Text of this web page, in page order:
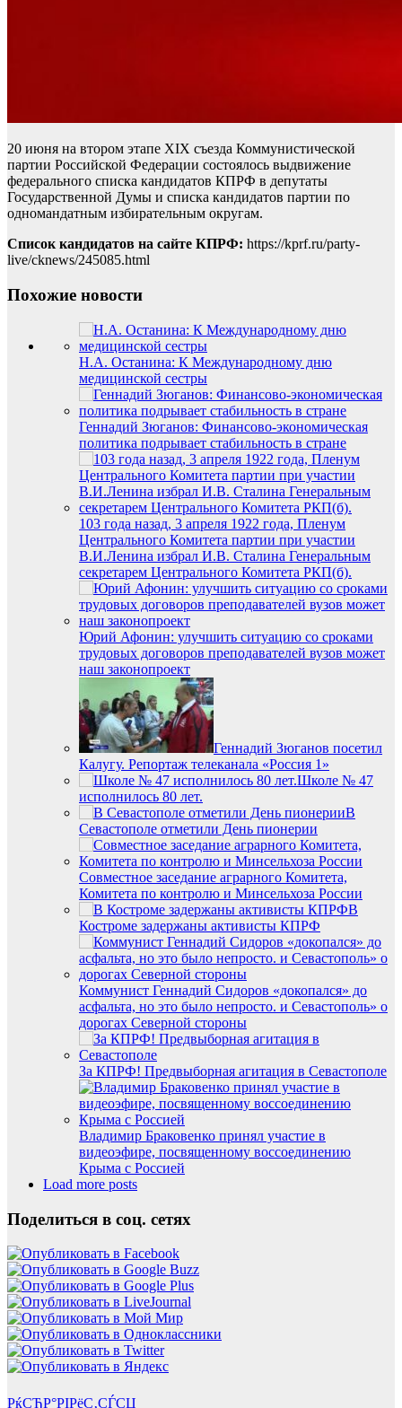
20 июня на втором этапе XIX съезда Коммунистической
партии Российской Федерации состоялось выдвижение
федерального списка кандидатов КПРФ в депутаты
Государственной Думы и списка кандидатов партии по
одномандатным избирательным округам.
Список кандидатов на сайте КПРФ: https://kprf.ru/party-
live/cknews/245085.html
Похожие новости
Н.А. Останина: К Международному дню
медицинской сестры
Геннадий Зюганов: Финансово-экономическая
политика подрывает стабильность в стране
103 года назад, 3 апреля 1922 года, Пленум
Центрального Комитета партии при участии
В.И.Ленина избрал И.В. Сталина Генеральным
секретарем Центрального Комитета РКП(б).
Юрий Афонин: улучшить ситуацию со сроками
трудовых договоров преподавателей вузов может
наш законопроект
Геннадий Зюганов посетил
Калугу. Репортаж телеканала «Россия 1»
Школе № 47
исполнилось 80 лет.
В
Севастополе отметили День пионерии
Совместное заседание аграрного Комитета,
Комитета по контролю и Минсельхоза России
В
Костроме задержаны активисты КПРФ
Коммунист Геннадий Сидоров «докопался» до
асфальта, но это было непросто. и Севастополь» о
дорогах Северной стороны
За КПРФ! Предвыборная агитация в Севастополе
Владимир Браковенко принял участие в
видеоэфире, посвященному воссоединению
Крыма с Россией
Load more posts
Поделиться в соц. сетях
РќСЂР°РІРёС‚СЃСЏ